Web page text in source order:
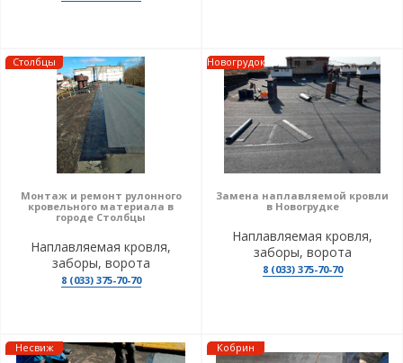
Столбцы
Монтаж и ремонт рулонного
кровельного материала в
городе Столбцы
Наплавляемая кровля,
заборы, ворота
8 (033) 375-70-70
Новогрудок
Замена наплавляемой кровли
в Новогрудке
Наплавляемая кровля,
заборы, ворота
8 (033) 375-70-70
Несвиж Кобрин